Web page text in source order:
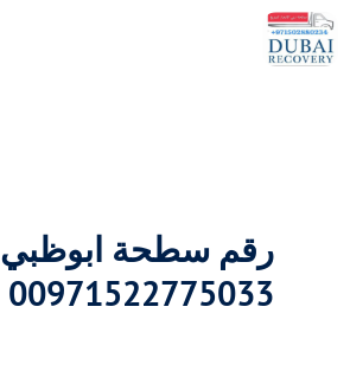
تخطي
إلى
رقم سطحة ابوظبي
00971522775033